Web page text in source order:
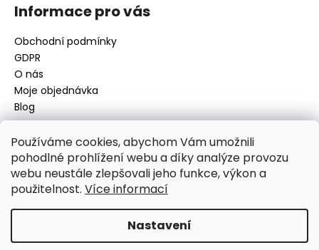
Používáme cookies, abychom Vám umožnili
pohodlné prohlížení webu a díky analýze provozu
webu neustále zlepšovali jeho funkce, výkon a
použitelnost. Více informací
Nastavení
Informace pro vás
Obchodní podmínky
GDPR
O nás
Moje objednávka
Blog
Kontakt
disamsafety@disamsafety.cz
596 624 947
Sledujte nás na Facebooku